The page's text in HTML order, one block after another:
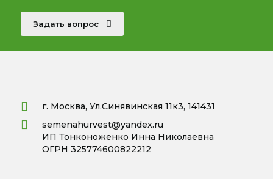
Задать вопрос
г. Москва, Ул.Синявинская 11к3, 141431
semenahurvest@yandex.ru
ИП Тонконоженко Инна Николаевна
ОГРН 325774600822212